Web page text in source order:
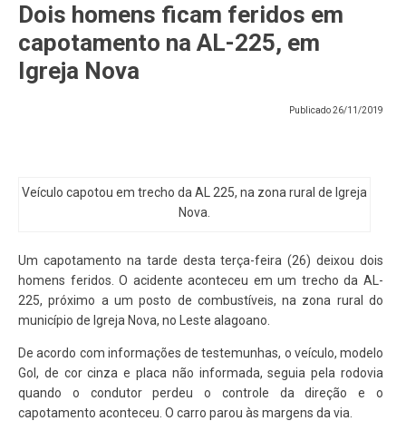
Dois homens ficam feridos em
capotamento na AL-225, em
Igreja Nova
Publicado26/11/2019
Veículo capotou em trecho da AL 225, na zona rural de Igreja
Nova.
Um capotamento na tarde desta terça-feira (26) deixou dois
homens feridos. O acidente aconteceu em um trecho da AL-
225, próximo a um posto de combustíveis, na zona rural do
município de Igreja Nova, no Leste alagoano.
De acordo com informações de testemunhas, o veículo, modelo
Gol, de cor cinza e placa não informada, seguia pela rodovia
quando o condutor perdeu o controle da direção e o
capotamento aconteceu. O carro parou às margens da via.